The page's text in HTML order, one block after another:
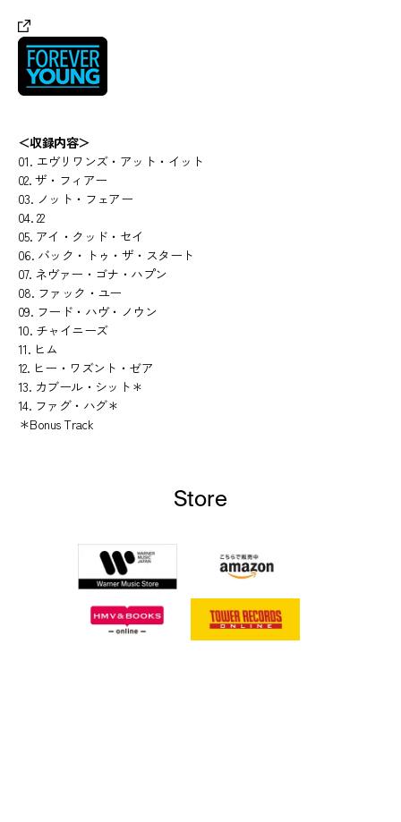
＜収録内容＞
01. エヴリワンズ・アット・イット
02. ザ・フィアー
03. ノット・フェアー
04. 22
05. アイ・クッド・セイ
06. バック・トゥ・ザ・スタート
07. ネヴァー・ゴナ・ハプン
08. ファック・ユー
09. フード・ハヴ・ノウン
10. チャイニーズ
11. ヒム
12. ヒー・ワズント・ゼア
13. カブール・シット＊
14. ファグ・ハグ＊
＊Bonus Track
Store